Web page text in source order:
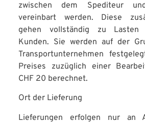
zwischen dem Spediteur
vereinbart werden. Diese
gehen vollständig zu Lasten
Kunden. Sie werden auf der
Transportunternehmen
Preises zuzüglich einer
CHF 20 berechnet.
Ort der Lieferung
Lieferungen erfolgen nur an